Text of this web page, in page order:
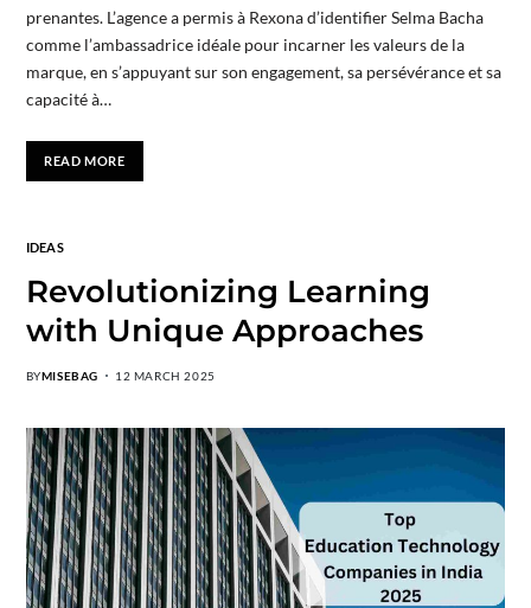
prenantes. L’agence a permis à Rexona d’identifier Selma Bacha
comme l’ambassadrice idéale pour incarner les valeurs de la
marque, en s’appuyant sur son engagement, sa persévérance et sa
capacité à…
READ MORE
IDEAS
Revolutionizing Learning
with Unique Approaches
BYMISEBAG 12 MARCH 2025